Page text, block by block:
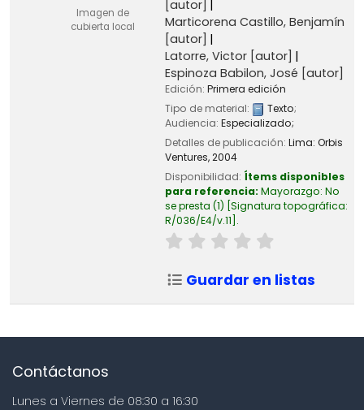
Imagen de
cubierta local
[autor]
Marticorena Castillo, Benjamín
[autor]
Latorre, Victor[autor]
Espinoza Babilon, José [autor]
Edición: Primera edición
Tipo de material:
Texto;
Audiencia: Especializado;
Detalles de publicación: Lima: Orbis
Ventures,2004
Disponibilidad: Ítems disponibles
para referencia: Mayorazgo: No
se presta (1) Signatura topográfica:
R/036/E4/v.11 .
Guardar en listas
Contáctanos
Lunes a Viernes de 08:30 a 16:30